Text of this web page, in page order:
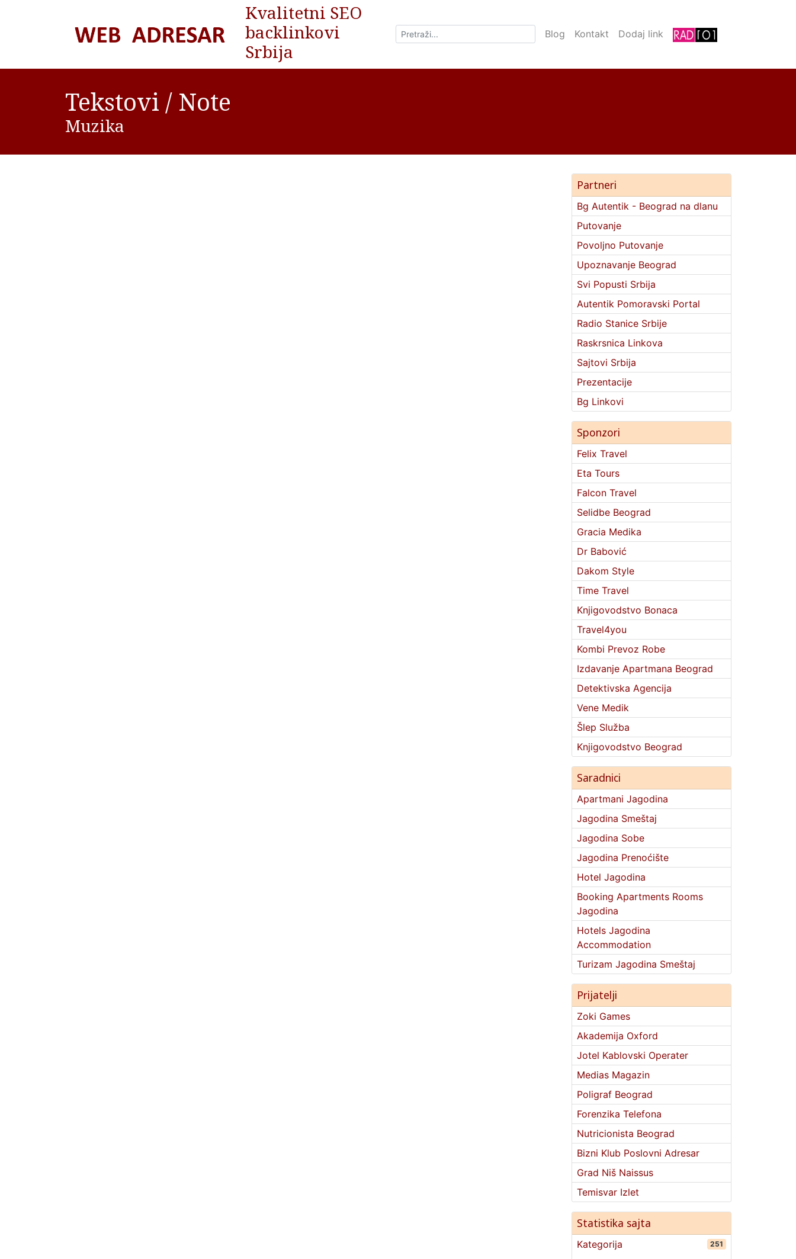
Kvalitetni SEO
backlinkovi
Srbija
Blog Kontakt Dodaj link
Tekstovi / Note
Muzika
Partneri
Bg Autentik - Beograd na dlanu
Putovanje
Povoljno Putovanje
Upoznavanje Beograd
Svi Popusti Srbija
Autentik Pomoravski Portal
Radio Stanice Srbije
Raskrsnica Linkova
Sajtovi Srbija
Prezentacije
Bg Linkovi
Sponzori
Felix Travel
Eta Tours
Falcon Travel
Selidbe Beograd
Gracia Medika
Dr Babović
Dakom Style
Time Travel
Knjigovodstvo Bonaca
Travel4you
Kombi Prevoz Robe
Izdavanje Apartmana Beograd
Detektivska Agencija
Vene Medik
Šlep Služba
Knjigovodstvo Beograd
Saradnici
Apartmani Jagodina
Jagodina Smeštaj
Jagodina Sobe
Jagodina Prenoćište
Hotel Jagodina
Booking Apartments Rooms
Jagodina
Hotels Jagodina
Accommodation
Turizam Jagodina Smeštaj
Prijatelji
Zoki Games
Akademija Oxford
Jotel Kablovski Operater
Medias Magazin
Poligraf Beograd
Forenzika Telefona
Nutricionista Beograd
Bizni Klub Poslovni Adresar
Grad Niš Naissus
Temisvar Izlet
Statistika sajta
Kategorija 251